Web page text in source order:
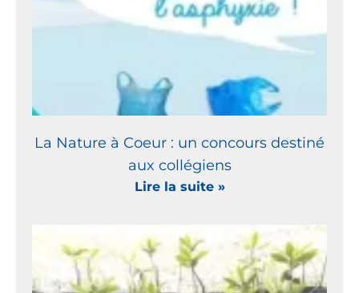
La Nature à Coeur : un concours destiné
aux collégiens
Lire la suite »